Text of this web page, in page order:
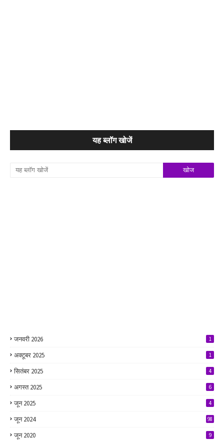
यह ब्लॉग खोजें
जनवरी 2026 1
अक्टूबर 2025 1
सितंबर 2025 4
अगस्त 2025 6
जून 2025 4
जून 2024 98
जून 2020 9